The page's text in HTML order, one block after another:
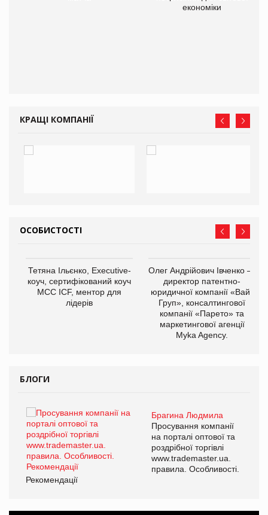
економіки
КРАЩІ КОМПАНІЇ
ОСОБИСТОСТІ
Тетяна Ільєнко, Executive-
коуч, сертифікований коуч
МСС ICF, ментор для
лідерів
Олег Андрійович Івченко —
директор патентно-
юридичної компанії «Вайз
Груп», консалтингової
компанії «Парето» та
маркетингової агенції
Myka Agency.
БЛОГИ
Брагина Людмила
Просування компанії
на порталі оптової та
роздрібної торгівлі
www.trademaster.ua.
правила. Особливості.
Рекомендації